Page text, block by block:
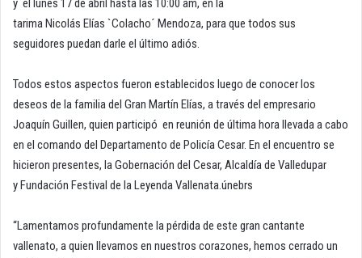
y el lunes 17 de abril hasta las 10:00 am, en la
tarima Nicolás Elías `Colacho´ Mendoza, para que todos sus
seguidores puedan darle el último adiós.
Todos estos aspectos fueron establecidos luego de conocer los
deseos de la familia del Gran Martín Elías, a través del empresario
Joaquín Guillen, quien participó en reunión de última hora llevada a cabo
en el comando del Departamento de Policía Cesar. En el encuentro se
hicieron presentes, la Gobernación del Cesar, Alcaldía de Valledupar
y Fundación Festival de la Leyenda Vallenata.únebrs
“Lamentamos profundamente la pérdida de este gran cantante
vallenato, a quien llevamos en nuestros corazones, hemos cerrado un